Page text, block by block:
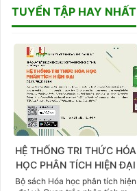
TUYỂN TẬP HAY NHẤT
HỆ THỐNG TRI THỨC HÓA
HỌC PHÂN TÍCH HIỆN ĐẠI
Bộ sách Hóa học phân tích hiện